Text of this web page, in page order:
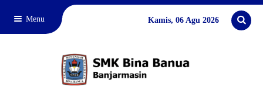
Menu Kamis, 06 Agu 2026